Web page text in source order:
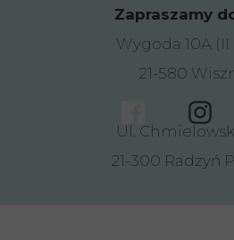
Zapraszamy
Wygoda 10A
21-580
Ul.
21-300 Radzyń